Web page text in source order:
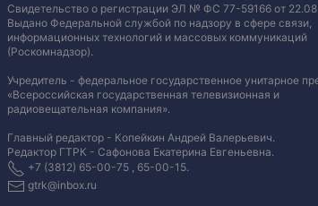
Свидетельство о регистрации ЭЛ № ФС 77-59166 от
Выдано Федеральной службой по надзору в сфере связи,
информационных технологий и массовых коммуникаций
(Роскомнадзор).
Учредитель - федеральное государственное унитарное
«Всероссийская государственная телевизионная и
радиовещательная компания».
Главный редактор - Копейкин Андрей Валерьевич.
Редактор ГТРК - Сафонова Екатерина Евгеньевна.
+7 (3812) 65-00-75 , 65-00-15.
gtrk@inbox.ru